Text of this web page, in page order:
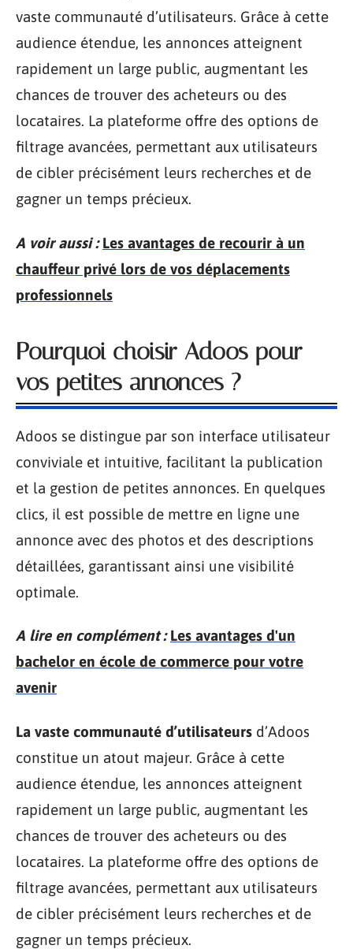
vaste communauté d’utilisateurs. Grâce à cette
audience étendue, les annonces atteignent
rapidement un large public, augmentant les
chances de trouver des acheteurs ou des
locataires. La plateforme offre des options de
filtrage avancées, permettant aux utilisateurs
de cibler précisément leurs recherches et de
gagner un temps précieux.
A voir aussi : Les avantages de recourir à un
chauffeur privé lors de vos déplacements
professionnels
Pourquoi choisir Adoos pour
vos petites annonces ?
Adoos se distingue par son interface utilisateur
conviviale et intuitive, facilitant la publication
et la gestion de petites annonces. En quelques
clics, il est possible de mettre en ligne une
annonce avec des photos et des descriptions
détaillées, garantissant ainsi une visibilité
optimale.
A lire en complément : Les avantages d'un
bachelor en école de commerce pour votre
avenir
La vaste communauté d’utilisateurs d’Adoos
constitue un atout majeur. Grâce à cette
audience étendue, les annonces atteignent
rapidement un large public, augmentant les
chances de trouver des acheteurs ou des
locataires. La plateforme offre des options de
filtrage avancées, permettant aux utilisateurs
de cibler précisément leurs recherches et de
gagner un temps précieux.